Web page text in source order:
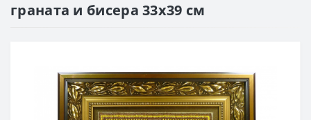
граната и бисера 33х39 см